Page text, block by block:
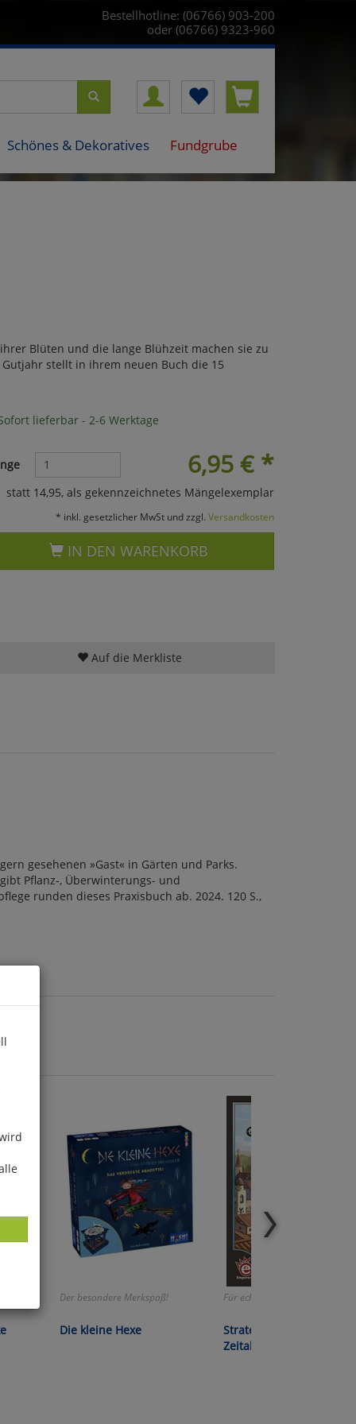
Bestellhotline: (06766) 903-200
oder (06766) 9323-960
Schönes & Dekoratives Fundgrube
Blüten und die lange Blühzeit machen sie zu
stellt in ihrem neuen Buch die 15
lieferbar - 2-6 Werktage
6,95 €*
statt 14,95, als gekennzeichnetes Mängelexemplar
* inkl. gesetzlicher MwSt und zzgl. Versandkosten
IN DEN WARENKORB
Auf die Merkliste
gesehenen »Gast« in Gärten und Parks.
Pflanz-, Überwinterungs- und
runden dieses Praxisbuch ab. 2024. 120 S.,
Der besondere Merkspaß!
Die kleine Hexe
Für echte Taktik-Füchse!
Strategiespiel »Das
Zeitalter der Seefahrer«